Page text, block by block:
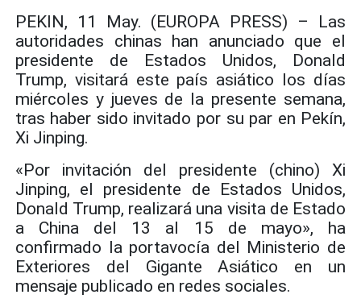
PEKIN, 11 May. (EUROPA PRESS) – Las
autoridades chinas han anunciado que el
presidente de Estados Unidos, Donald
Trump, visitará este país asiático los días
miércoles y jueves de la presente semana,
tras haber sido invitado por su par en Pekín,
Xi Jinping.
«Por invitación del presidente (chino) Xi
Jinping, el presidente de Estados Unidos,
Donald Trump, realizará una visita de Estado
a China del 13 al 15 de mayo», ha
confirmado la portavocía del Ministerio de
Exteriores del Gigante Asiático en un
mensaje publicado en redes sociales.